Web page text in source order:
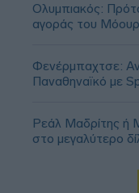
Ολυμπιακός:
αγοράς του
Φενέρμπαχτσε:
Παναθηναϊκό με
Ρεάλ Μαδρίτης ή
στο μεγαλύτερο